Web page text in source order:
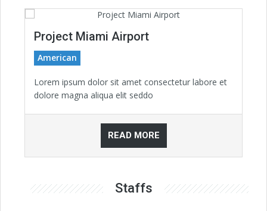
Project Miami Airport
American
Lorem ipsum dolor sit amet consectetur labore et
dolore magna aliqua elit seddo
READ MORE
Staffs